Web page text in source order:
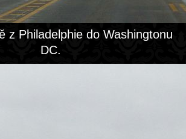
z Philadelphie do Washingtonu
DC.